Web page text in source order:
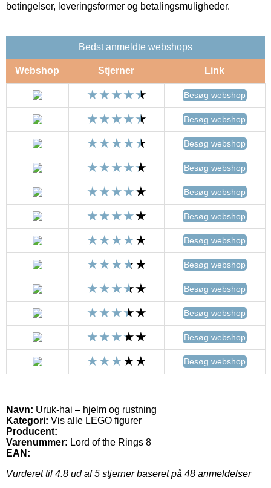
betingelser, leveringsformer og betalingsmuligheder.
Bedst anmeldte webshops
Webshop Stjerner Link
Besøg webshop
Besøg webshop
Besøg webshop
Besøg webshop
Besøg webshop
Besøg webshop
Besøg webshop
Besøg webshop
Besøg webshop
Besøg webshop
Besøg webshop
Besøg webshop
Navn: Uruk-hai – hjelm og rustning
Kategori: Vis alle LEGO figurer
Producent:
Varenummer: Lord of the Rings 8
EAN:
Vurderet til 4.8 ud af 5 stjerner baseret på 48 anmeldelser